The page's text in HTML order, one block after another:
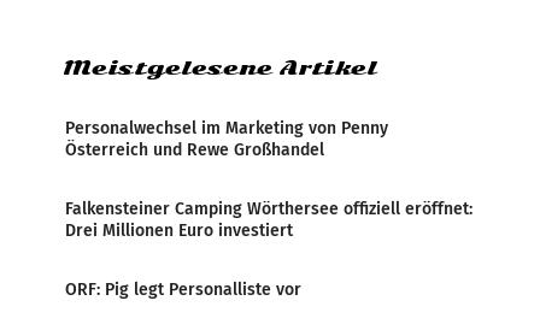
Meistgelesene Artikel
Personalwechsel im Marketing von Penny
Österreich und Rewe Großhandel
Falkensteiner Camping Wörthersee offiziell eröffnet:
Drei Millionen Euro investiert
ORF: Pig legt Personalliste vor